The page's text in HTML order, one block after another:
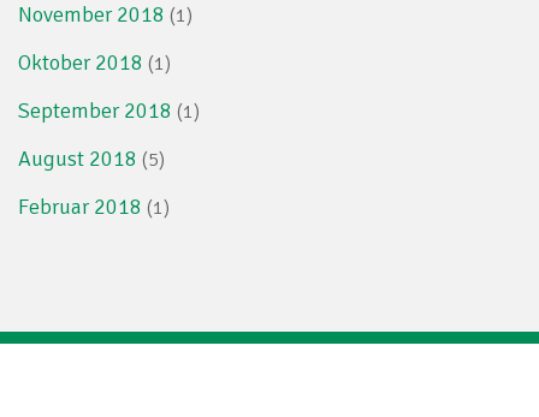
November 2018 (1)
Oktober 2018 (1)
September 2018 (1)
August 2018 (5)
Februar 2018 (1)